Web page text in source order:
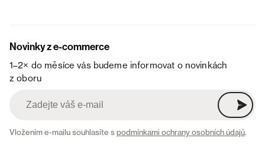
Novinky z e-commerce
1–2× do měsíce vás budeme informovat o novinkách
z oboru
Vložením e-mailu souhlasíte spodmínkami ochrany osobních údajů.